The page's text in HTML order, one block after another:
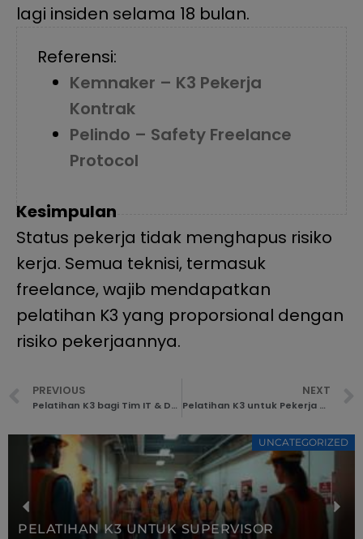
lagi insiden selama 18 bulan.
Referensi:
Kemnaker – K3 Pekerja
Kontrak
Pelindo – Safety Freelance
Protocol
Kesimpulan
Status pekerja tidak menghapus risiko
kerja. Semua teknisi, termasuk
freelance, wajib mendapatkan
pelatihan K3 yang proporsional dengan
risiko pekerjaannya.
PREVIOUS
Pelatihan K3 bagi Tim IT & Data Center: Mencegah Risiko yang Sering Diabaikan
NEXT
Pelatihan K3 untuk Pekerja dengan Disabilitas: Inklusif dan Aman
UNCATEGORIZED
PELATIHAN K3 UNTUK SUPERVISOR